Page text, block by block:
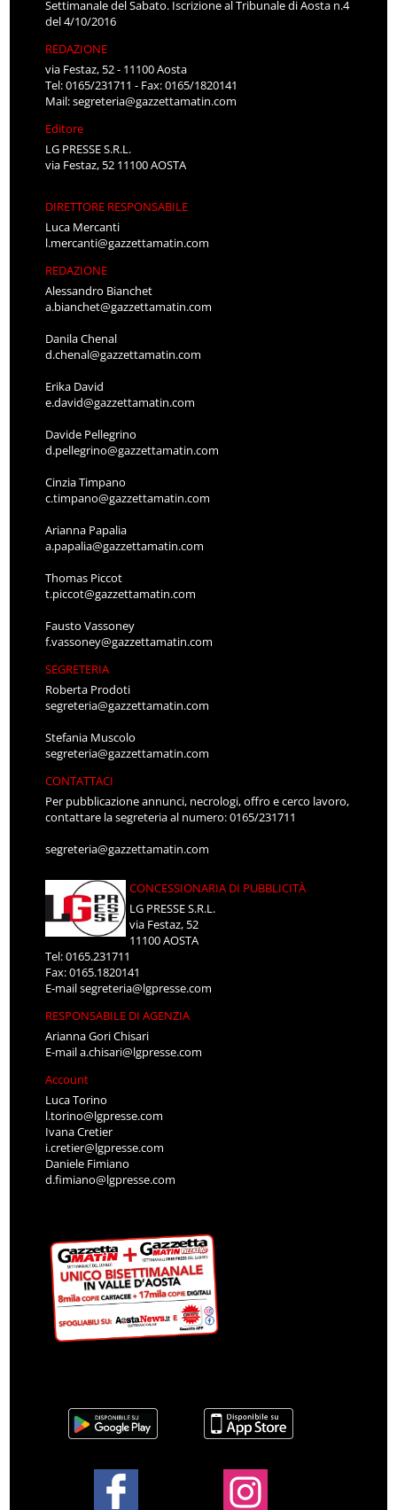
Settimanale del Sabato. Iscrizione al Tribunale di Aosta n.4
del 4/10/2016
REDAZIONE
via Festaz, 52 - 11100 Aosta
Tel: 0165/231711 - Fax: 0165/1820141
Mail:segreteria@gazzettamatin.com
Editore
LG PRESSE S.R.L.
via Festaz, 52 11100 AOSTA
DIRETTORE RESPONSABILE
Luca Mercanti
l.mercanti@gazzettamatin.com
REDAZIONE
Alessandro Bianchet
a.bianchet@gazzettamatin.com
Danila Chenal
d.chenal@gazzettamatin.com
Erika David
e.david@gazzettamatin.com
Davide Pellegrino
d.pellegrino@gazzettamatin.com
Cinzia Timpano
c.timpano@gazzettamatin.com
Arianna Papalia
a.papalia@gazzettamatin.com
Thomas Piccot
t.piccot@gazzettamatin.com
Fausto Vassoney
f.vassoney@gazzettamatin.com
SEGRETERIA
Roberta Prodoti
segreteria@gazzettamatin.com
Stefania Muscolo
segreteria@gazzettamatin.com
CONTATTACI
Per pubblicazione annunci, necrologi, offro e cerco lavoro,
contattare la segreteria al numero: 0165/231711
segreteria@gazzettamatin.com
CONCESSIONARIA DI PUBBLICITÀ
LG PRESSE S.R.L.
via Festaz, 52
11100 AOSTA
Tel: 0165.231711
Fax: 0165.1820141
E-mailsegreteria@lgpresse.com
RESPONSABILE DI AGENZIA
Arianna Gori Chisari
E-maila.chisari@lgpresse.com
Account
Luca Torino
l.torino@lgpresse.com
Ivana Cretier
i.cretier@lgpresse.com
Daniele Fimiano
d.fimiano@lgpresse.com